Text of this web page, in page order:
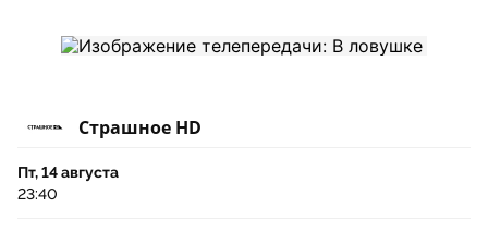
Страшное HD
Пт, 14 августа
23:40